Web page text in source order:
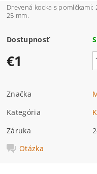
Drevená kocka s
25 mm.
Dostupnosť
€1
Značka
Kategória
Záruka
Otázka